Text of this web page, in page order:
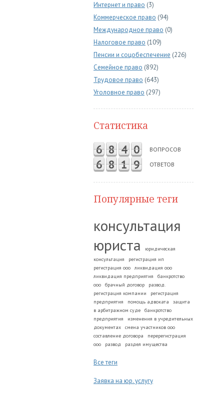
Интернет и право (3)
Коммерческое право (94)
Международное право (0)
Налоговое право (109)
Пенсии и соцобеспечение (226)
Семейное право (892)
Трудовое право (643)
Уголовное право (297)
Статистика
6 8 4 0 ВОПРОСОВ
6 8 1 9 ОТВЕТОВ
Популярные теги
консультация
юриста
юридическая
консультация
регистрация ип
регистрация ооо
ликвидация ооо
ликвидация предприятия
банкротство
ооо
брачный договор
развод.
регистрация компании
регистрация
предприятия
помощь адвоката
защита
в арбитражном суде
банкротство
предприятия
изменения в учредительных
документах
смена участников ооо
составление договора
перерегистрация
ооо
развод раздел имущества
Все теги
Заявка на юр. услугу